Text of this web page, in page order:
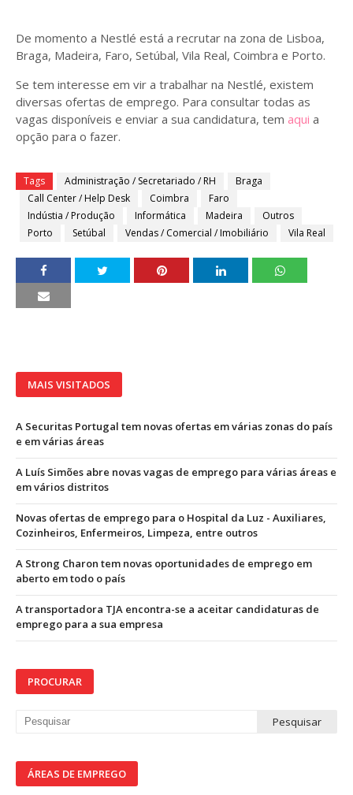
De momento a Nestlé está a recrutar na zona de Lisboa,
Braga, Madeira, Faro, Setúbal, Vila Real, Coimbra e Porto.
Se tem interesse em vir a trabalhar na Nestlé, existem
diversas ofertas de emprego. Para consultar todas as
vagas disponíveis e enviar a sua candidatura, tem aqui a
opção para o fazer.
Tags Administração / Secretariado / RH
Braga
Call Center / Help Desk
Coimbra
Faro
Indústia / Produção
Informática Madeira
Outros
Porto
Setúbal Vendas / Comercial / Imobiliário Vila Real
MAIS VISITADOS
A Securitas Portugal tem novas ofertas em várias zonas do país
e em várias áreas
A Luís Simões abre novas vagas de emprego para várias áreas e
em vários distritos
Novas ofertas de emprego para o Hospital da Luz - Auxiliares,
Cozinheiros, Enfermeiros, Limpeza, entre outros
A Strong Charon tem novas oportunidades de emprego em
aberto em todo o país
A transportadora TJA encontra-se a aceitar candidaturas de
emprego para a sua empresa
PROCURAR
ÁREAS DE EMPREGO